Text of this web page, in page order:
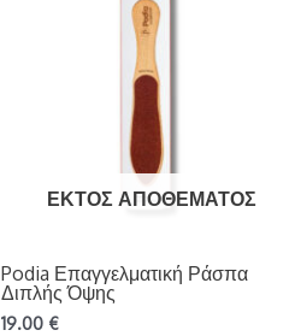
ΕΚΤΌΣ ΑΠΟΘΈΜΑΤΟΣ
Podia Επαγγελματική Ράσπα
Διπλής Όψης
19.00 €